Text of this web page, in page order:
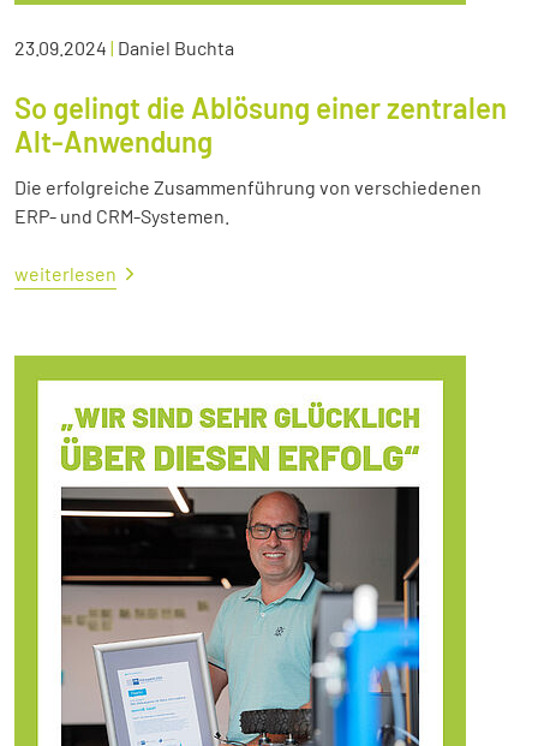
23.09.2024 | Daniel Buchta
So gelingt die Ablösung einer zentralen
Alt-Anwendung
Die erfolgreiche Zusammenführung von verschiedenen
ERP- und CRM-Systemen.
weiterlesen